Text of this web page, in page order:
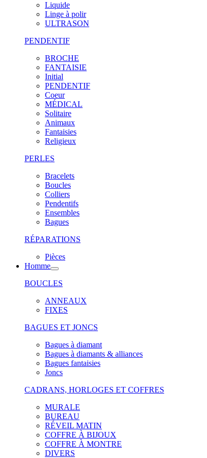
Liquide
Linge à polir
ULTRASON
PENDENTIF
BROCHE
FANTAISIE
Initial
PENDENTIF
Coeur
MÉDICAL
Solitaire
Animaux
Fantaisies
Religieux
PERLES
Bracelets
Boucles
Colliers
Pendentifs
Ensembles
Bagues
RÉPARATIONS
Pièces
Homme
BOUCLES
ANNEAUX
FIXES
BAGUES ET JONCS
Bagues à diamant
Bagues à diamants & alliances
Bagues fantaisies
Joncs
CADRANS, HORLOGES ET COFFRES
MURALE
BUREAU
RÉVEIL MATIN
COFFRE À BIJOUX
COFFRE À MONTRE
DIVERS